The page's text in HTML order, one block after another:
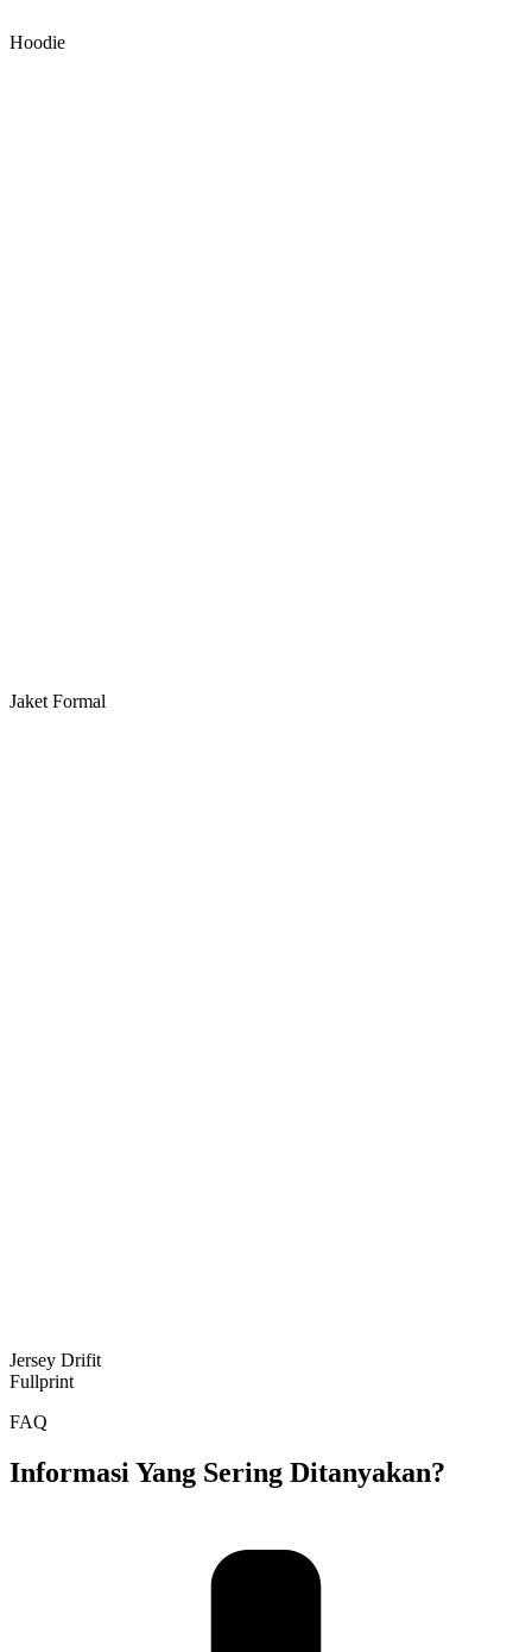
Hoodie
Jaket Formal
Jersey Drifit
Fullprint
FAQ
Informasi Yang Sering Ditanyakan?